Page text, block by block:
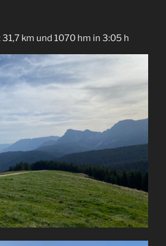
km und 1070 hm in 3:05 h